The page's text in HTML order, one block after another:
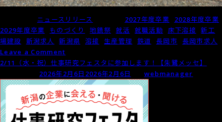
ニュースリリース 2027年度卒業 2028年度卒業
2029年度卒業
ものづくり ,地鎮祭 就活 就職活動 床下溶接 ,新工
場建設
新潟求人 ,新潟県 溶接 ,生産管理 鉄道 ,長岡市
長岡市求人
Leave a Comment
新
工
場
建
の
2/11（水・祝）仕事研究フェスタに参加します！【朱鷺メッセ】
2026年2月6日 2026年2月6日 webmanager